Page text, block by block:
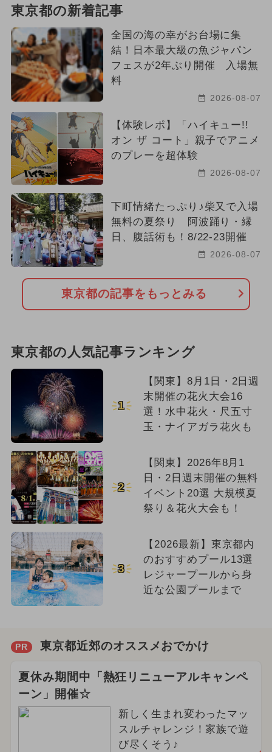
東京都の新着記事
全国の海の幸がお台場に集
結！日本最大級の魚ジャパン
フェスが2年ぶり開催 入場無
料
2026-08-07
【体験レポ】「ハイキュー!!
オン ザ コート」親子でアニメ
のプレーを超体験
2026-08-07
下町情緒たっぷり♪柴又で入場
無料の夏祭り 阿波踊り・縁
日、腹話術も！8/22-23開催
2026-08-07
東京都の記事をもっとみる
東京都の人気記事ランキング
1
【関東】8月1日・2日週
末開催の花火大会16
選！水中花火・尺五寸
玉・ナイアガラ花火も
2
【関東】2026年8月1
日・2日週末開催の無料
イベント20選 大規模夏
祭り＆花火大会も！
3
【2026最新】東京都内
のおすすめプール13選
レジャープールから身
近な公園プールまで
PR 東京都近郊のオススメおでかけ
夏休み期間中「熱狂リニューアルキャンペ
ーン」開催☆
新しく生まれ変わったマッ
スルチャレンジ！家族で遊
び尽くそう♪